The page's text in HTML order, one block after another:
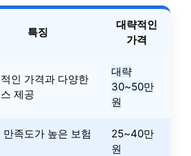
특징
대략적인
가격
인 가격과 다양한
제공
대략
30~50만
원
만족도가 높은 보험
25~40만
원